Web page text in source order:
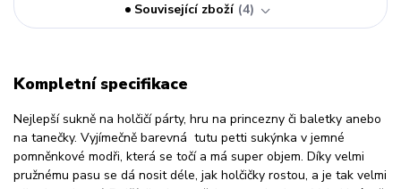
Související zboží 4
Kompletní specifikace
Nejlepší sukně na holčičí párty, hru na princezny či baletky anebo
na tanečky. Vyjímečně barevná tutu petti sukýnka v jemné
pomněnkové modři, která se točí a má super objem. Díky velmi
pružnému pasu se dá nosit déle, jak holčičky rostou, a je tak velmi